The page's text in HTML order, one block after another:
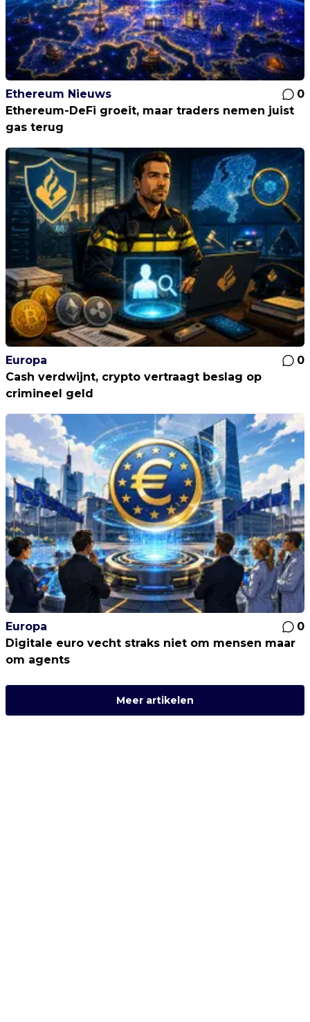
Ethereum Nieuws
0
Ethereum-DeFi groeit, maar traders nemen juist
gas terug
Europa
0
Cash verdwijnt, crypto vertraagt beslag op
crimineel geld
Europa
0
Digitale euro vecht straks niet om mensen maar
om agents
Meer artikelen